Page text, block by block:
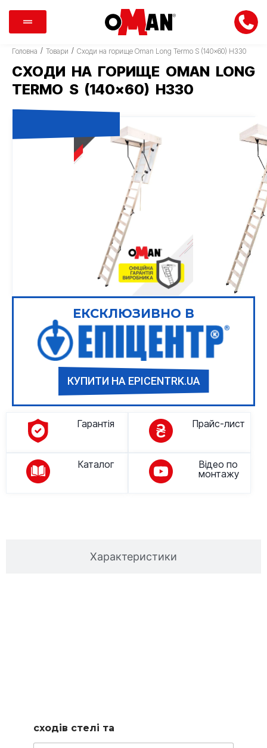
Головна / Товари / Сходи на горище Oman Long Termo S (140×60) H330
СХОДИ НА ГОРИЩЕ OMAN LONG
TERMO S (140×60) H330
ТІЛЬКИ В ЕПІЦЕНТР
ЕКСКЛЮЗИВНО В
КУПИТИ НА EPICENTRK.UA
Гарантія Прайс-лист
Каталог
Відео по
монтажу
Характеристики
сходів стелі та